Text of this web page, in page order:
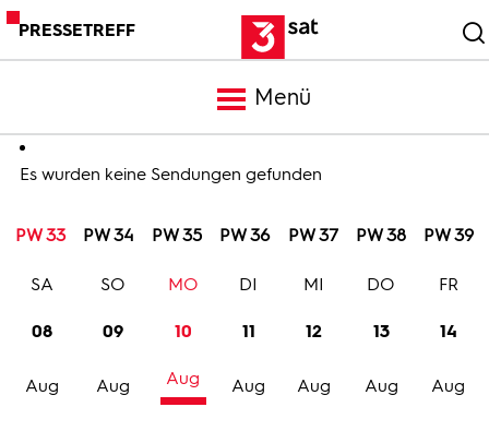
PRESSETREFF
Menü
Meldungen
Programm
Trailer
Es wurden keine Sendungen gefunden
PW 33 PW 34 PW 35 PW 36 PW 37 PW 38 PW 39
08
Aug
SA
09
Aug
SO
10
Aug
MO
11
Aug
DI
12
Aug
MI
13
Aug
DO
14
Aug
FR